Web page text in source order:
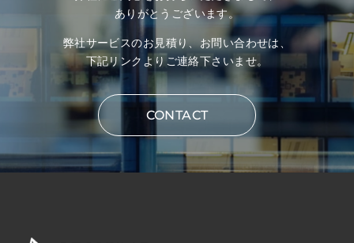
ありがとうございます。
弊社サービスのお見積り、お問い合わせは、
下記リンクよりご連絡下さいませ。
CONTACT